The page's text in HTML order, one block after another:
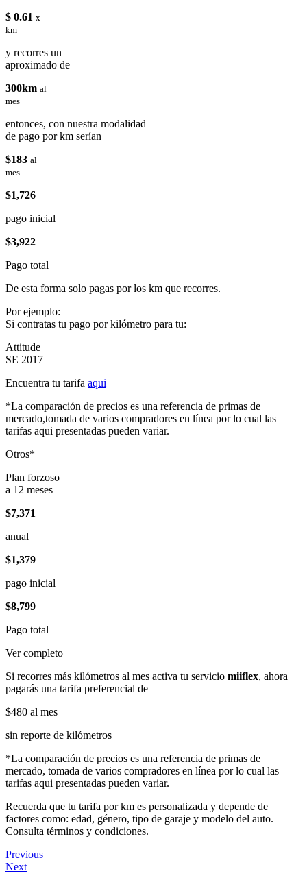
$ 0.61 x
km
y recorres un
aproximado de
300km al
mes
entonces, con nuestra modalidad
de pago por km serían
$183 al
mes
$1,726
pago inicial
$3,922
Pago total
De esta forma solo pagas por los km que recorres.
Por ejemplo:
Si contratas tu pago por kilómetro para tu:
Attitude
SE 2017
Encuentra tu tarifa aqui
*La comparación de precios es una referencia de primas de
mercado,tomada de varios compradores en línea por lo cual las
tarifas aqui presentadas pueden variar.
Otros*
Plan forzoso
a 12 meses
$7,371
anual
$1,379
pago inicial
$8,799
Pago total
Ver completo
Si recorres más kilómetros al mes activa tu servicio miiflex, ahora
pagarás una tarifa preferencial de
$480 al mes
sin reporte de kilómetros
*La comparación de precios es una referencia de primas de
mercado, tomada de varios compradores en línea por lo cual las
tarifas aqui presentadas pueden variar.
Recuerda que tu tarifa por km es personalizada y depende de
factores como: edad, género, tipo de garaje y modelo del auto.
Consulta términos y condiciones.
Previous
Next